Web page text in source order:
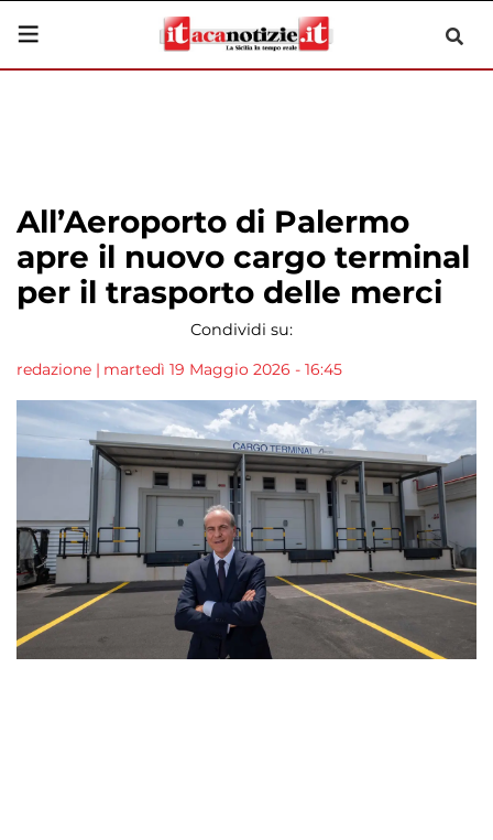
All’Aeroporto di Palermo
apre il nuovo cargo terminal
per il trasporto delle merci
Condividi su:
redazione | martedì 19 Maggio 2026 - 16:45